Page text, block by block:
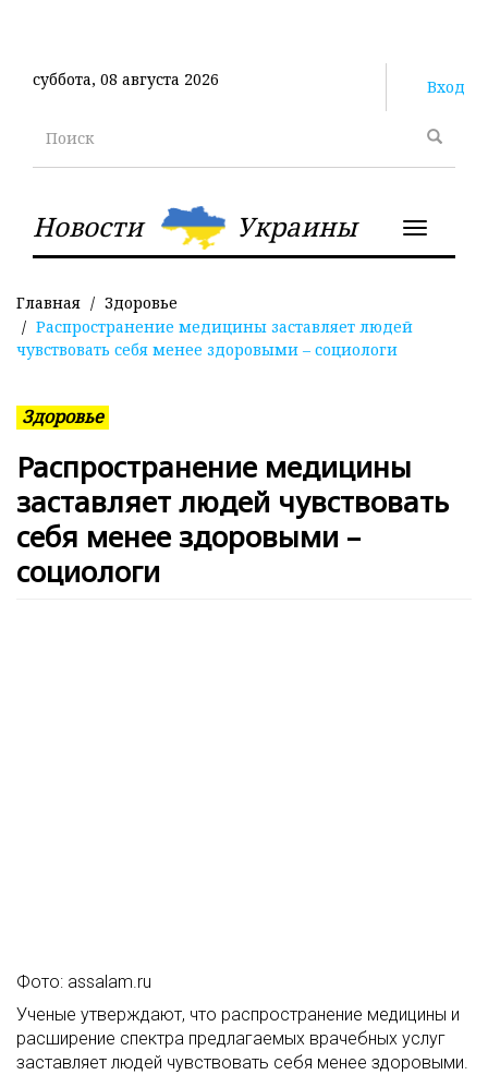
содержанию
суббота, 08 августа 2026 Вход
Поиск
Новости Украины
Toggle
Главная
Здоровье
Распространение медицины заставляет людей
чувствовать себя менее здоровыми – социологи
Распространение медицины
заставляет людей чувствовать
себя менее здоровыми –
социологи
Здоровье
Фото: assalam.ru
Ученые утверждают, что распространение медицины и
расширение спектра предлагаемых врачебных услуг
заставляет людей чувствовать себя менее здоровыми.